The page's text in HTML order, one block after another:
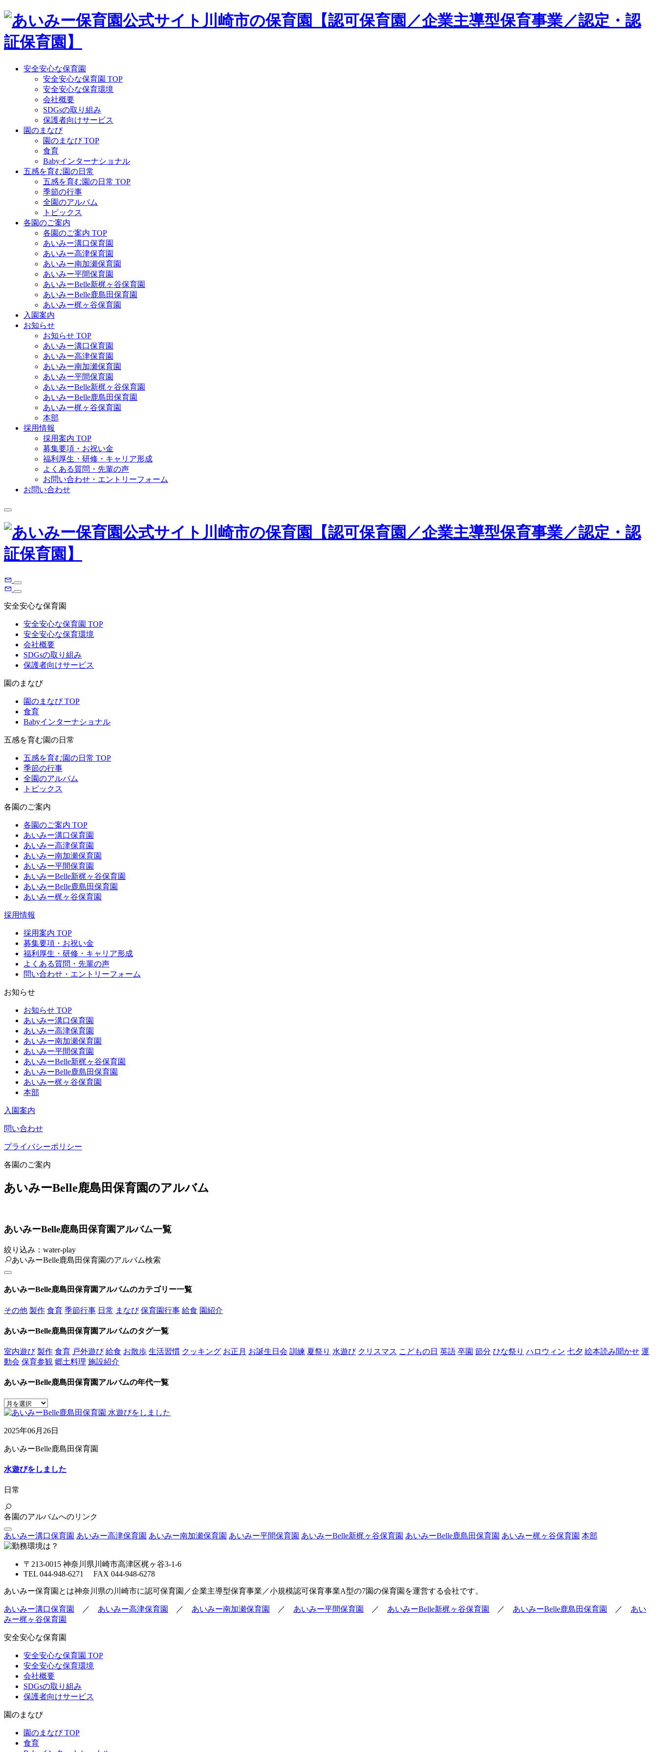
Skip
content
安全安心な保育園
安全安心な保育園 TOP
安全安心な保育環境
会社概要
SDGsの取り組み
保護者向けサービス
園のまなび
園のまなび TOP
食育
Babyインターナショナル
五感を育む園の日常
五感を育む園の日常 TOP
季節の行事
全園のアルバム
トピックス
各園のご案内
各園のご案内 TOP
あいみー溝口保育園
あいみー高津保育園
あいみー南加瀬保育園
あいみー平間保育園
あいみーBelle新梶ヶ谷保育園
あいみーBelle鹿島田保育園
あいみー梶ヶ谷保育園
入園案内
お知らせ
お知らせ TOP
あいみー溝口保育園
あいみー高津保育園
あいみー南加瀬保育園
あいみー平間保育園
あいみーBelle新梶ヶ谷保育園
あいみーBelle鹿島田保育園
あいみー梶ヶ谷保育園
本部
採用情報
採用案内 TOP
募集要項・お祝い金
福利厚生・研修・キャリア形成
よくある質問・先輩の声
お問い合わせ・エントリーフォーム
お問い合わせ
安全安心な保育園
安全安心な保育園 TOP
安全安心な保育環境
会社概要
SDGsの取り組み
保護者向けサービス
園のまなび
園のまなび TOP
食育
Babyインターナショナル
五感を育む園の日常
五感を育む園の日常 TOP
季節の行事
全園のアルバム
トピックス
各園のご案内
各園のご案内 TOP
あいみー溝口保育園
あいみー高津保育園
あいみー南加瀬保育園
あいみー平間保育園
あいみーBelle新梶ヶ谷保育園
あいみーBelle鹿島田保育園
あいみー梶ヶ谷保育園
採用情報
採用案内 TOP
募集要項・お祝い金
福利厚生・研修・キャリア形成
よくある質問・先輩の声
問い合わせ・エントリーフォーム
お知らせ
お知らせ TOP
あいみー溝口保育園
あいみー高津保育園
あいみー南加瀬保育園
あいみー平間保育園
あいみーBelle新梶ヶ谷保育園
あいみーBelle鹿島田保育園
あいみー梶ヶ谷保育園
本部
入園案内
問い合わせ
プライバシーポリシー
各園のご案内
あいみーBelle鹿島田保育園のアルバム
あいみーBelle鹿島田保育園アルバム一覧
絞り込み：water-play
あいみーBelle鹿島田保育園のアルバム検索
あいみーBelle鹿島田保育園アルバムのカテゴリー一覧
その他 製作 食育 季節行事 日常 まなび 保育園行事 給食 園紹介
あいみーBelle鹿島田保育園アルバムのタグ一覧
室内遊び 製作 食育 戸外遊び 給食 お散歩 生活習慣 クッキング お正月 お誕生日会 訓練 夏祭り 水遊び クリスマス こどもの日 英語 卒園 節分 ひな祭り ハロウィン 七夕 絵本読み聞かせ 運
動会 保育参観 郷土料理 施設紹介
あいみーBelle鹿島田保育園アルバムの年代一覧
2025年06月26日
あいみーBelle鹿島田保育園
水遊びをしました
日常
各園のアルバムへのリンク
あいみー溝口保育園 あいみー高津保育園 あいみー南加瀬保育園 あいみー平間保育園 あいみーBelle新梶ヶ谷保育園 あいみーBelle鹿島田保育園 あいみー梶ヶ谷保育園 本部
〒213-0015 神奈川県川崎市高津区梶ヶ谷3-1-6
TEL 044-948-6271 FAX 044-948-6278
あいみー保育園とは神奈川県の川崎市に認可保育園／企業主導型保育事業／小規模認可保育事業A型の7園の保育園を運営する会社です。
あいみー溝口保育園 ／ あいみー高津保育園 ／ あいみー南加瀬保育園 ／ あいみー平間保育園 ／ あいみーBelle新梶ヶ谷保育園 ／ あいみーBelle鹿島田保育園 ／ あい
みー梶ヶ谷保育園
安全安心な保育園
安全安心な保育園 TOP
安全安心な保育環境
会社概要
SDGsの取り組み
保護者向けサービス
園のまなび
園のまなび TOP
食育